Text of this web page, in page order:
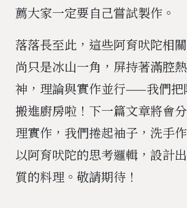
薦大家一定要自己嘗試製作。
落落長至此，這些阿育吠陀相
尚只是冰山一角，屏持著滿腔
神，理論與實作並行——我們把
搬進廚房啦！下一篇文章將會
理實作，我們捲起袖子，洗手
以阿育吠陀的思考邏輯，設計
質的料理。敬請期待！